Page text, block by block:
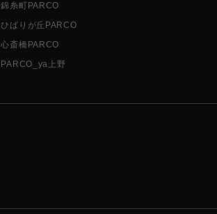
錦糸町PARCO
ひばりが丘PARCO
心斎橋PARCO
PARCO_ya上野